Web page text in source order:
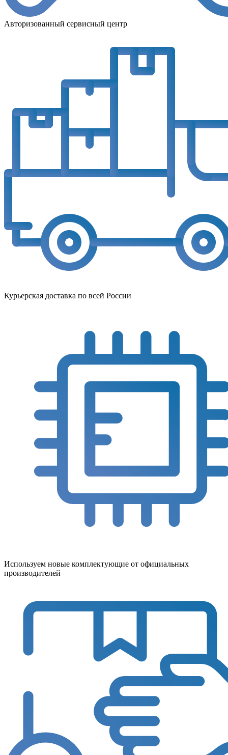
Авторизованный сервисный центр
Курьерская доставка по всей России
Используем новые комплектующие от официальных
производителей